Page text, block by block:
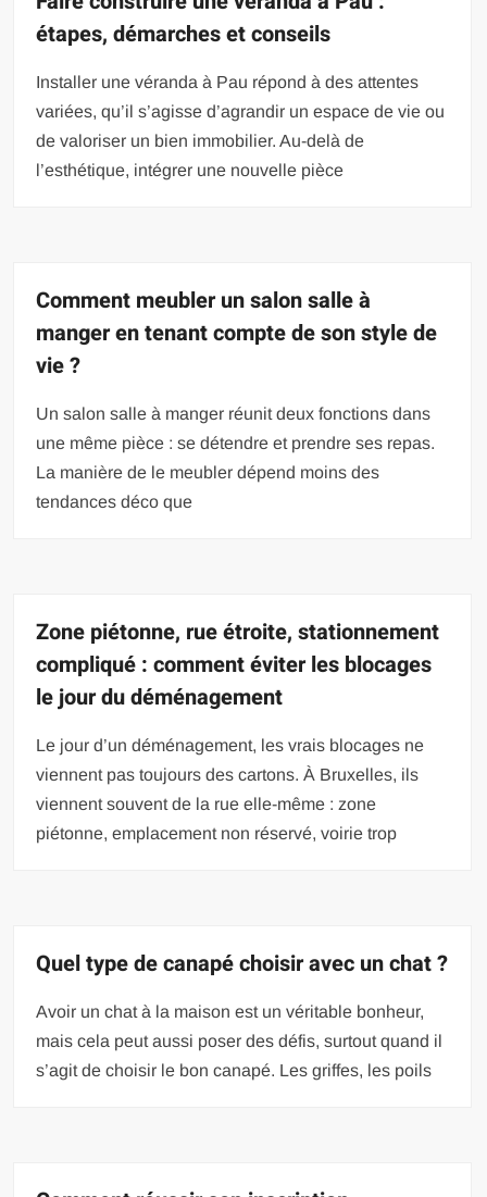
étapes, démarches et conseils
Installer une véranda à Pau répond à des attentes
variées, qu’il s’agisse d’agrandir un espace de vie ou
de valoriser un bien immobilier. Au-delà de
l’esthétique, intégrer une nouvelle pièce
Comment meubler un salon salle à
manger en tenant compte de son style de
vie ?
Un salon salle à manger réunit deux fonctions dans
une même pièce : se détendre et prendre ses repas.
La manière de le meubler dépend moins des
tendances déco que
Zone piétonne, rue étroite, stationnement
compliqué : comment éviter les blocages
le jour du déménagement
Le jour d’un déménagement, les vrais blocages ne
viennent pas toujours des cartons. À Bruxelles, ils
viennent souvent de la rue elle-même : zone
piétonne, emplacement non réservé, voirie trop
Quel type de canapé choisir avec un chat ?
Avoir un chat à la maison est un véritable bonheur,
mais cela peut aussi poser des défis, surtout quand il
s’agit de choisir le bon canapé. Les griffes, les poils